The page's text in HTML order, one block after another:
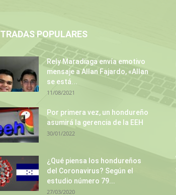
POPULARES
Rely Maradiaga envía emotivo
mensaje a Allan Fajardo, «Allan
se está...
11/08/2021
Por primera vez, un hondureño
asumirá la gerencia de la EEH
30/01/2022
¿Qué piensa los hondureños
del Coronavirus? Según el
estudio número 79...
27/03/2020